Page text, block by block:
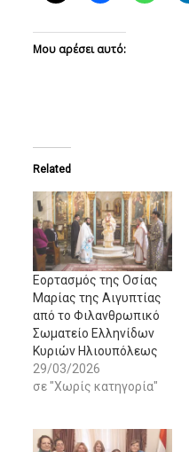
Μου αρέσει αυτό:
Related
Εορτασμός της Οσίας
Μαρίας της Αιγυπτίας
από το Φιλανθρωπικό
Σωματείο Ελληνίδων
Κυριών Ηλιουπόλεως
29/03/2026
σε "Χωρίς κατηγορία"